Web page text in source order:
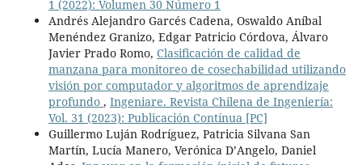
1 (2022): Volumen 30 Número 1
Andrés Alejandro Garcés Cadena, Oswaldo Aníbal
Menéndez Granizo, Edgar Patricio Córdova, Álvaro
Javier Prado Romo, Clasificación de calidad de
manzana para monitoreo de cosechabilidad utilizando
visión por computador y algoritmos de aprendizaje
profundo , Ingeniare. Revista Chilena de Ingeniería:
Vol. 31 (2023): Publicación Contínua [PC]
Guillermo Luján Rodríguez, Patricia Silvana San
Martín, Lucía Manero, Verónica D’Angelo, Daniel